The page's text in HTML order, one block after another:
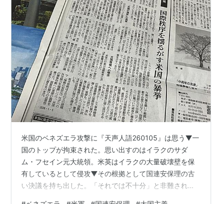
米国のベネズエラ攻撃に『天声人語260105』は思う▼一
国のトップが拘束された。思い出すのはイラクのサダ
ム・フセイン元大統領。米英はイラクの大量破壊壁を保
有しているとして侵攻▼その根拠として国連安保理の古
い決議を持ち出した。「それでは不十分」と非難された